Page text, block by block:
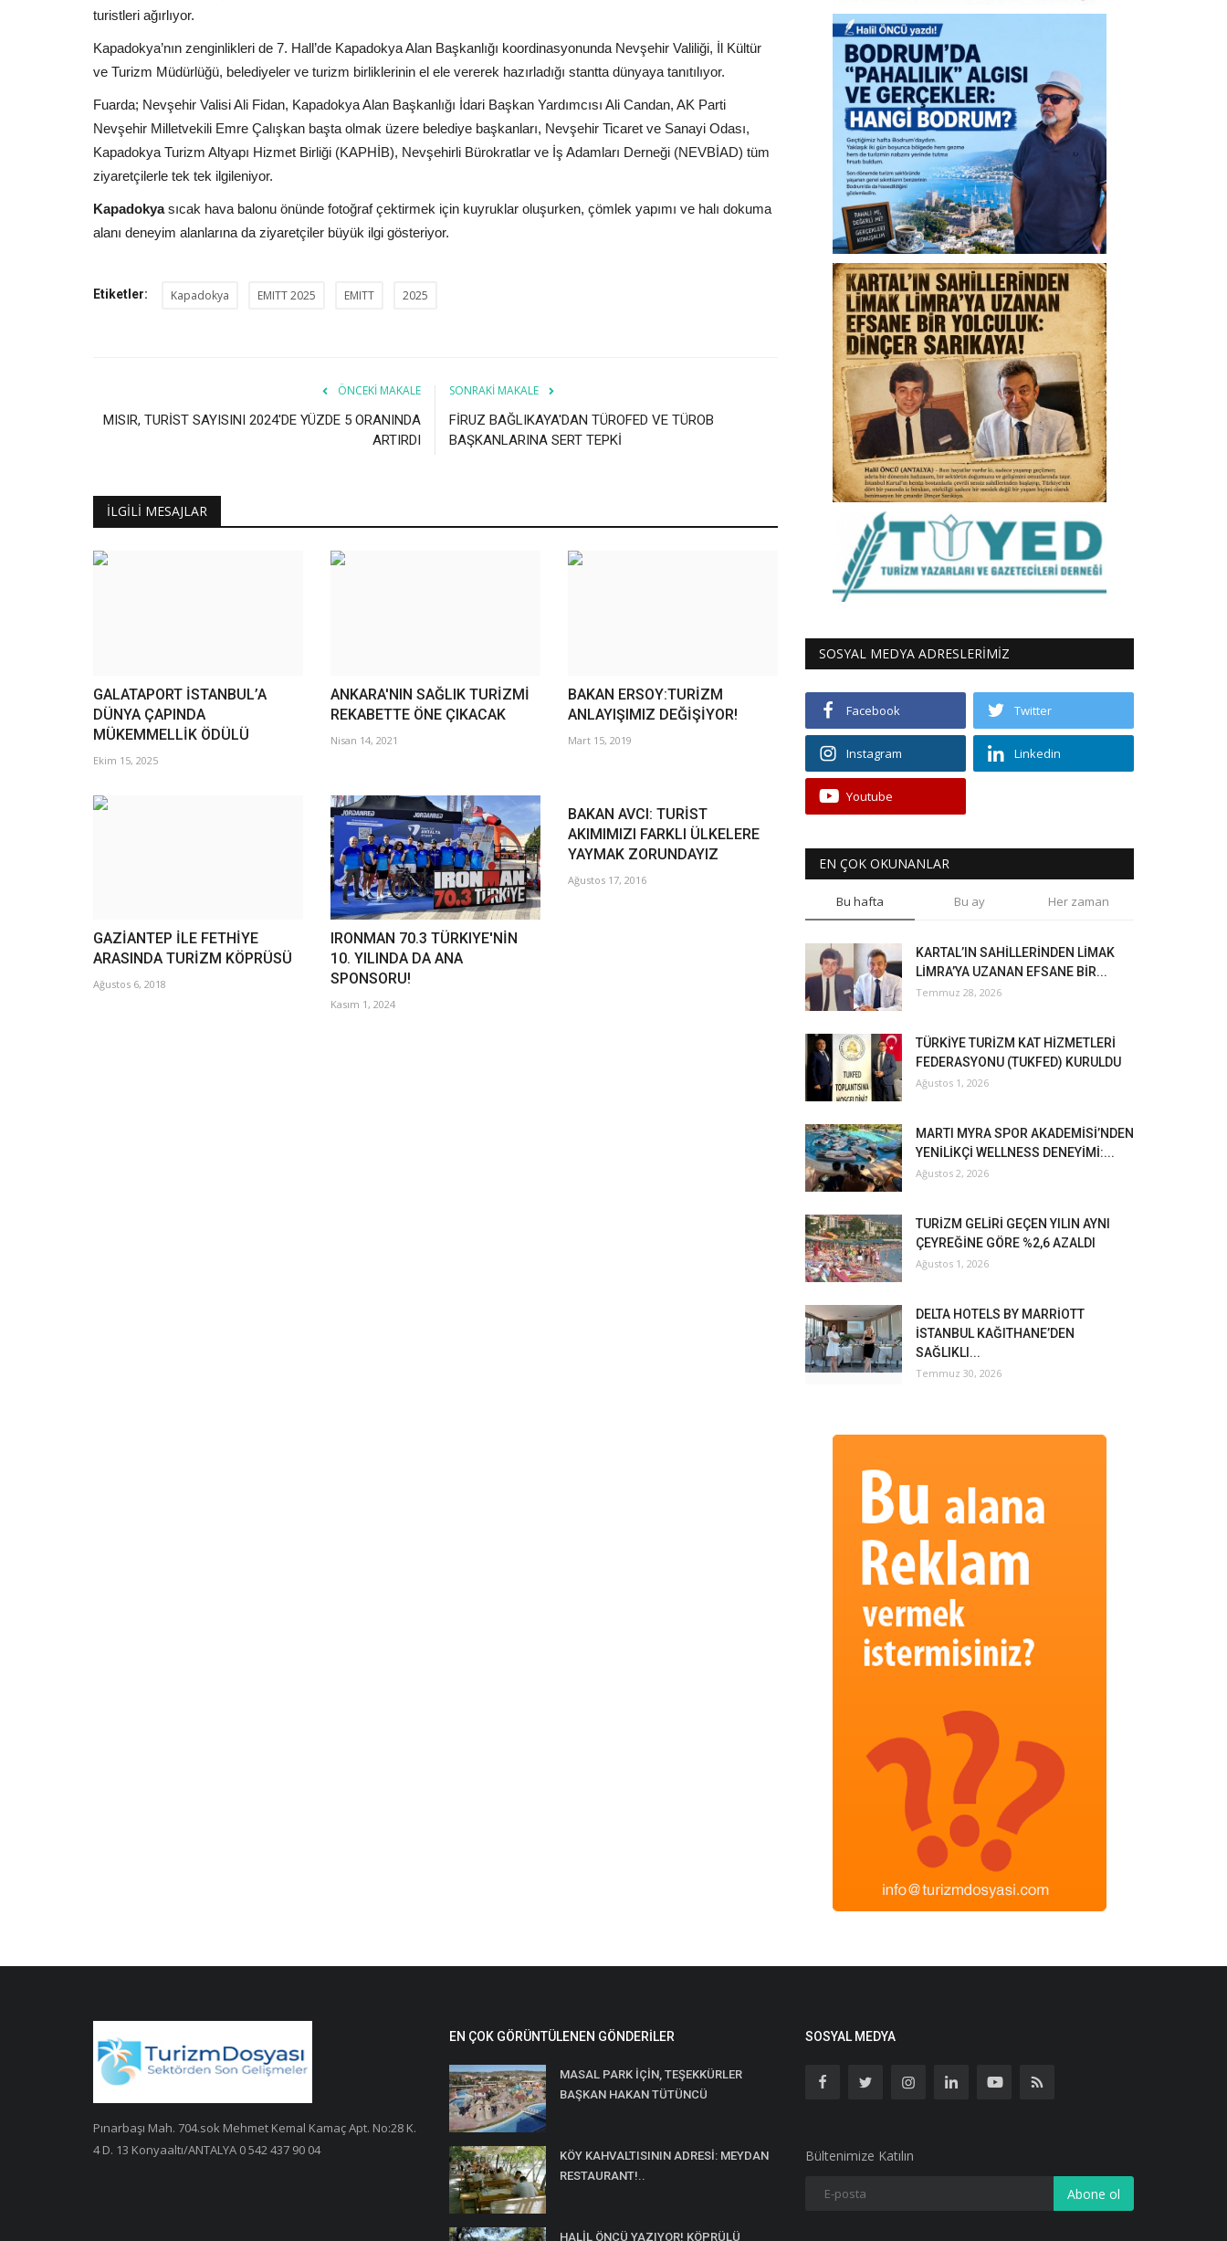
turistleri ağırlıyor.
Kapadokya’nın zenginlikleri de 7. Hall’de Kapadokya Alan Başkanlığı koordinasyonunda Nevşehir Valiliği, İl Kültür
ve Turizm Müdürlüğü, belediyeler ve turizm birliklerinin el ele vererek hazırladığı stantta dünyaya tanıtılıyor.
Fuarda; Nevşehir Valisi Ali Fidan, Kapadokya Alan Başkanlığı İdari Başkan Yardımcısı Ali Candan, AK Parti
Nevşehir Milletvekili Emre Çalışkan başta olmak üzere belediye başkanları, Nevşehir Ticaret ve Sanayi Odası,
Kapadokya Turizm Altyapı Hizmet Birliği (KAPHİB), Nevşehirli Bürokratlar ve İş Adamları Derneği (NEVBİAD) tüm
ziyaretçilerle tek tek ilgileniyor.
Kapadokyasıcak hava balonu önünde fotoğraf çektirmek için kuyruklar oluşurken, çömlek yapımı ve halı dokuma
alanı deneyim alanlarına da ziyaretçiler büyük ilgi gösteriyor.
Etiketler: Kapadokya EMITT 2025 EMITT 2025
ÖNCEKI MAKALE
MISIR, TURİST SAYISINI 2024'DE YÜZDE 5 ORANINDA
ARTIRDI
SONRAKI MAKALE
FİRUZ BAĞLIKAYA'DAN TÜROFED VE TÜROB
BAŞKANLARINA SERT TEPKİ
İLGILI MESAJLAR
GALATAPORT İSTANBUL’A
DÜNYA ÇAPINDA
MÜKEMMELLİK ÖDÜLÜ
Ekim 15, 2025
ANKARA'NIN SAĞLIK TURİZMİ
REKABETTE ÖNE ÇIKACAK
Nisan 14, 2021
BAKAN ERSOY:TURİZM
ANLAYIŞIMIZ DEĞİŞİYOR!
Mart 15, 2019
GAZİANTEP İLE FETHİYE
ARASINDA TURİZM KÖPRÜSÜ
Ağustos 6, 2018
IRONMAN 70.3 TÜRKIYE'NİN
10. YILINDA DA ANA
SPONSORU!
Kasım 1, 2024
BAKAN AVCI: TURİST
AKIMIMIZI FARKLI ÜLKELERE
YAYMAK ZORUNDAYIZ
Ağustos 17, 2016
SOSYAL MEDYA ADRESLERİMİZ
Facebook Twitter
Instagram Linkedin
Youtube
EN ÇOK OKUNANLAR
Bu hafta Bu ay Her zaman
KARTAL’IN SAHİLLERİNDEN LİMAK
LİMRA’YA UZANAN EFSANE BİR...
Temmuz 28, 2026
TÜRKİYE TURİZM KAT HİZMETLERİ
FEDERASYONU (TUKFED) KURULDU
Ağustos 1, 2026
MARTI MYRA SPOR AKADEMİSİ’NDEN
YENİLİKÇİ WELLNESS DENEYİMİ:...
Ağustos 2, 2026
TURİZM GELİRİ GEÇEN YILIN AYNI
ÇEYREĞİNE GÖRE %2,6 AZALDI
Ağustos 1, 2026
DELTA HOTELS BY MARRİOTT
İSTANBUL KAĞITHANE’DEN
SAĞLIKLI...
Temmuz 30, 2026
Pınarbaşı Mah. 704.sok Mehmet Kemal Kamaç Apt. No:28 K.
4 D. 13 Konyaaltı/ANTALYA 0 542 437 90 04
EN ÇOK GÖRÜNTÜLENEN GÖNDERILER
MASAL PARK İÇİN, TEŞEKKÜRLER
BAŞKAN HAKAN TÜTÜNCÜ
KÖY KAHVALTISININ ADRESİ: MEYDAN
RESTAURANT!..
HALİL ÖNCÜ YAZIYOR! KÖPRÜLÜ
SOSYAL MEDYA
Bültenimize Katılın
Abone ol